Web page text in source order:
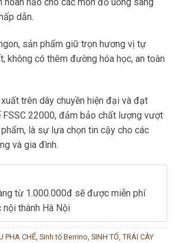
dẫn.
sản phẩm giữ trọn hương vị tự
không có thêm đường hóa học, an toàn
trên dây chuyền hiện đại và đạt
FSSC 22000, đảm bảo chất lượng vượt
là sự lựa chọn tin cậy cho các
và gia đình.
từ 1.000.000đ sẽ được miễn phí
thành Hà Nội
PHA CHẾ Sinh tố Berrino SINH TỐ, TRÁI CÂY